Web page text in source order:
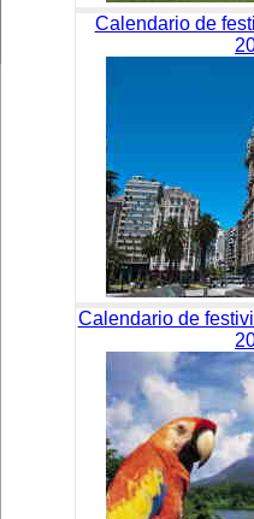
Calendario de
Calendario de